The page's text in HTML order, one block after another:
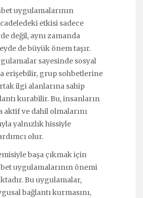
uygulamalarının
etkisi sadece
değil, aynı zamanda
de büyük önem taşır.
sayesinde sosyal
erişebilir, grup sohbetlerine
ilgi alanlarına sahip
kurabilir. Bu, insanların
aktif ve dahil olmalarını
yalnızlık hissiyle
olur.
başa çıkmak için
uygulamalarının önemi
Bu uygulamalar,
bağlantı kurmasını,